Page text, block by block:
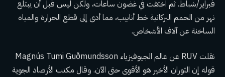
فبراير/شباط. ثم اختفت في غضون ساعات، ولكن ليس قبل أن يبتلع
نهر من الحمم البركانية خط أنابيب، مما أدى إلى قطع الحرارة والمياه
الساخنة عن آلاف الأشخاص.
نقلت RUV عن عالم الجيوفيزياء Magnús Tumi Guðmundsson
قوله إن الثوران الأخير هو الأقوى حتى الآن. وقال مكتب الأرصاد الجوية